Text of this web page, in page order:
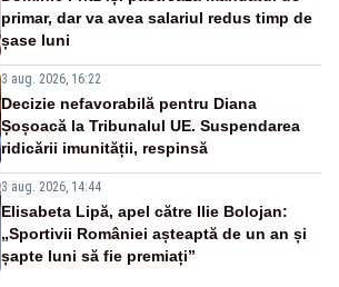
primar, dar va avea salariul redus timp de
șase luni
3 aug. 2026, 16:22
Decizie nefavorabilă pentru Diana
Șoșoacă la Tribunalul UE. Suspendarea
ridicării imunității, respinsă
3 aug. 2026, 14:44
Elisabeta Lipă, apel către Ilie Bolojan:
„Sportivii României așteaptă de un an și
șapte luni să fie premiați”